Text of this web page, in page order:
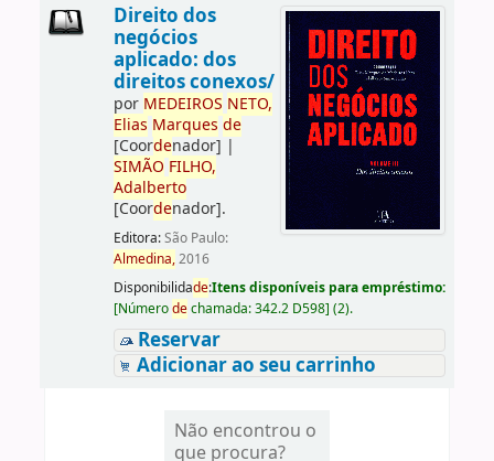
Direito dos
negócios
aplicado: dos
direitos conexos/
por MEDEIROS NETO,
Elias Marques de
[Coordenador] |
SIMÃO FILHO,
Adalberto
[Coordenador].
Editora:São Paulo:
Almedina,2016
Disponibilidade:Itens disponíveis para empréstimo:
[Númerodechamada:342.2 D598] (2).
Reservar
Adicionar ao seu carrinho
Não encontrou o
que procura?